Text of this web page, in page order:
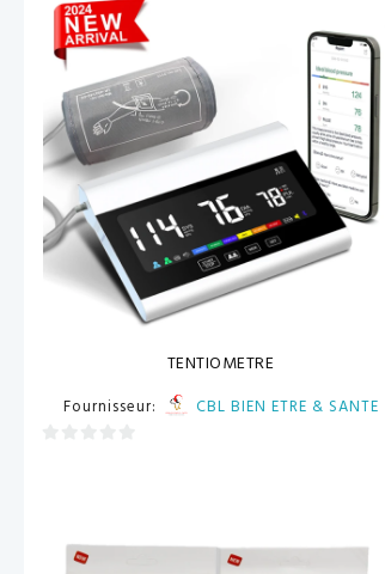
TENTIOMETRE
Fournisseur:
CBL BIEN ETRE & SANTE